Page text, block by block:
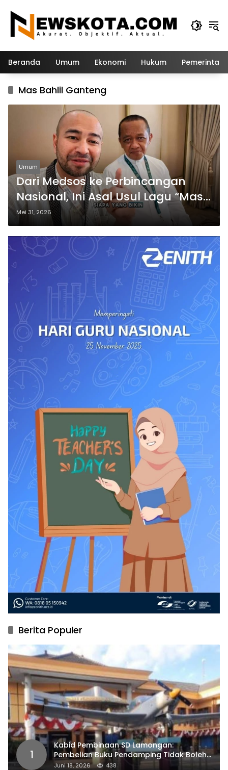
konten
Beranda Umum Ekonomi Hukum
Mas Bahlil Ganteng
Umum
Dari Medsos ke Perbincangan
Nasional, Ini Asal Usul Lagu “Mas
Bahlil Ganteng”
Mei 31, 2026
Berita Populer
1
Kabid Pembinaan SD Lamongan:
Pembelian Buku Pendamping Tidak Boleh
Dipaksakan
Juni 18, 2026 438